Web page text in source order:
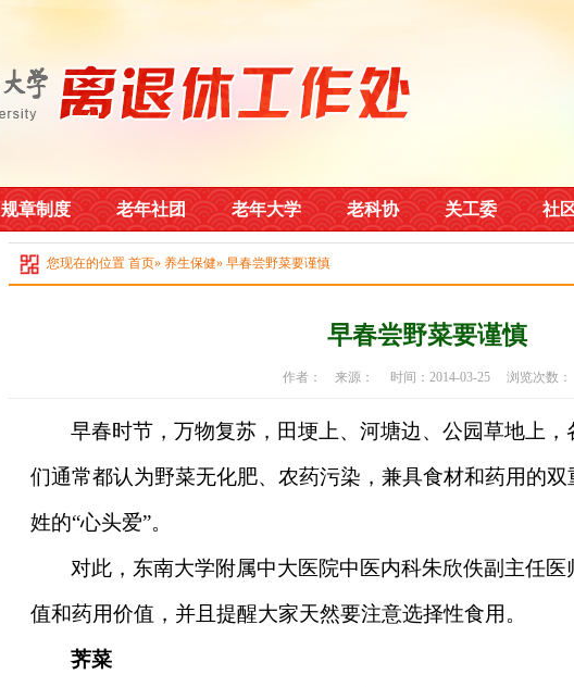
规章制度 老年社团 老年大学 老科协 关工委 社
您现在的位置 首页» 养生保健» 早春尝野菜要谨慎
早春尝野菜要谨慎
作者： 来源： 时间：2014-03-25 浏览次数：
早春时节，万物复苏，田埂上、河塘边、公园草地上，
们通常都认为野菜无化肥、农药污染，兼具食材和药用的
姓的“心头爱”。
对此，东南大学附属中大医院中医内科朱欣佚副主任
值和药用价值，并且提醒大家天然要注意选择性食用。
荠菜